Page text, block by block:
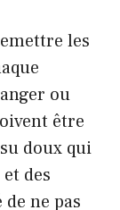
les
ou
être
doux qui
des
ne pas